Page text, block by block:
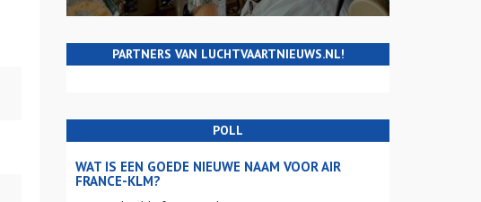
PARTNERS VAN LUCHTVAARTNIEUWS.NL!
POLL
WAT IS EEN GOEDE NIEUWE NAAM VOOR AIR
FRANCE-KLM?